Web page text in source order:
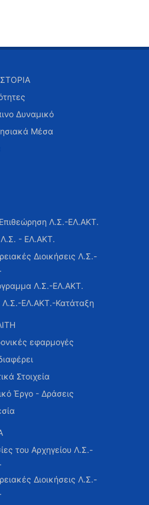
Δυναμικό
Μέσα
Επιθεώρηση Λ.Σ.-ΕΛ.ΑΚΤ.
Λ.Σ. - ΕΛ.ΑΚΤ.
Διοικήσεις Λ.Σ.-
Λ.Σ.-ΕΛ.ΑΚΤ.
Λ.Σ.-ΕΛ.ΑΚΤ.-Κατάταξη
εφαρμογές
Στοιχεία
Έργο - Δράσεις
του Αρχηγείου Λ.Σ.-
Διοικήσεις Λ.Σ.-